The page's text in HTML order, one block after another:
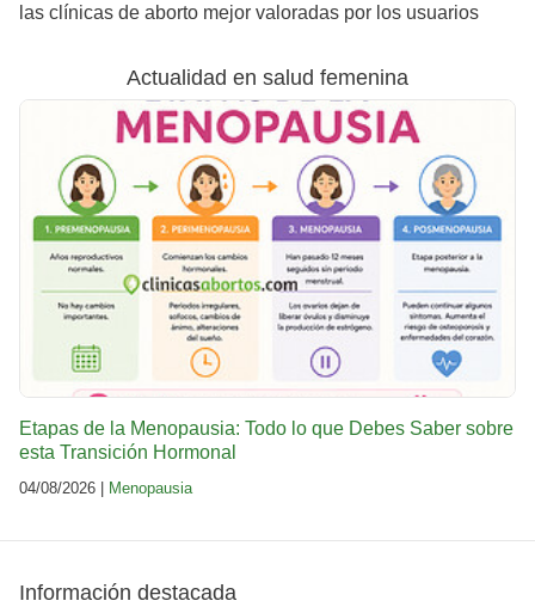
las clínicas de aborto mejor valoradas por los usuarios
Actualidad en salud femenina
Etapas de la Menopausia: Todo lo que Debes Saber sobre
esta Transición Hormonal
04/08/2026 | Menopausia
Información destacada